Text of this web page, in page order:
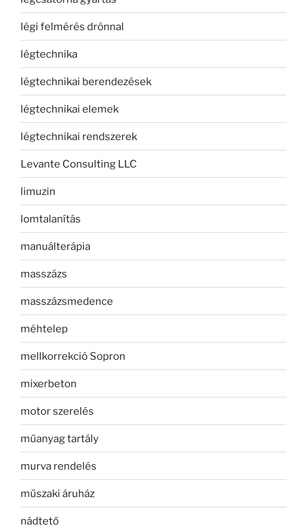
légi felmérés drónnal
légtechnika
légtechnikai berendezések
légtechnikai elemek
légtechnikai rendszerek
Levante Consulting LLC
limuzin
lomtalanítás
manuálterápia
masszázs
masszázsmedence
méhtelep
mellkorrekció Sopron
mixerbeton
motor szerelés
műanyag tartály
murva rendelés
műszaki áruház
nádtető